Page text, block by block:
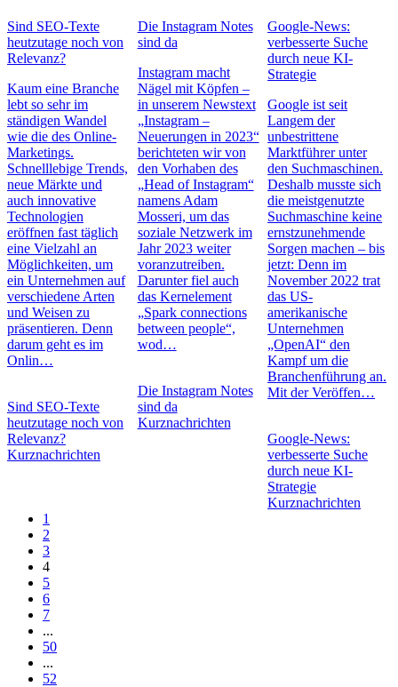
Sind SEO-Texte
heutzutage noch von
Relevanz?
Kaum eine Branche
lebt so sehr im
ständigen Wandel
wie die des Online-
Marketings.
Schnelllebige Trends,
neue Märkte und
auch innovative
Technologien
eröffnen fast täglich
eine Vielzahl an
Möglichkeiten, um
ein Unternehmen auf
verschiedene Arten
und Weisen zu
präsentieren. Denn
darum geht es im
Onlin…
Sind SEO-Texte
heutzutage noch von
Relevanz?
Kurznachrichten
Die Instagram Notes
sind da
Instagram macht
Nägel mit Köpfen –
in unserem Newstext
„Instagram –
Neuerungen in 2023“
berichteten wir von
den Vorhaben des
„Head of Instagram“
namens Adam
Mosseri, um das
soziale Netzwerk im
Jahr 2023 weiter
voranzutreiben.
Darunter fiel auch
das Kernelement
„Spark connections
between people“,
wod…
Die Instagram Notes
sind da
Kurznachrichten
Google-News:
verbesserte Suche
durch neue KI-
Strategie
Google ist seit
Langem der
unbestrittene
Marktführer unter
den Suchmaschinen.
Deshalb musste sich
die meistgenutzte
Suchmaschine keine
ernstzunehmende
Sorgen machen – bis
jetzt: Denn im
November 2022 trat
das US-
amerikanische
Unternehmen
„OpenAI“ den
Kampf um die
Branchenführung an.
Mit der Veröffen…
Google-News:
verbesserte Suche
durch neue KI-
Strategie
Kurznachrichten
1
2
3
4
5
6
7
...
50
...
52